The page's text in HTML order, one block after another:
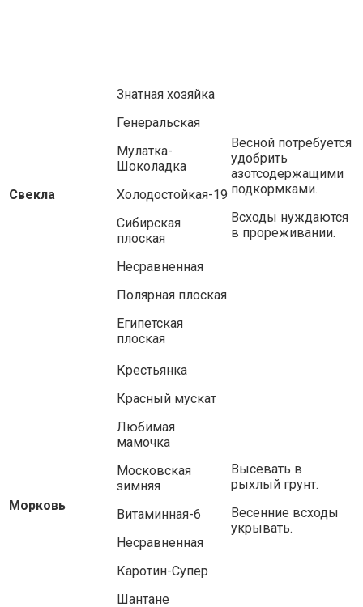
Свекла
Знатная хозяйка
Генеральская
Мулатка-
Шоколадка
Холодостойкая-19
Сибирская
плоская
Несравненная
Полярная плоская
Египетская
плоская
Весной потребуется
удобрить
азотсодержащими
подкормками.
Всходы нуждаются
в прореживании.
Морковь
Крестьянка
Красный мускат
Любимая
мамочка
Московская
зимняя
Витаминная-6
Несравненная
Каротин-Супер
Шантане
Высевать в
рыхлый грунт.
Весенние всходы
укрывать.